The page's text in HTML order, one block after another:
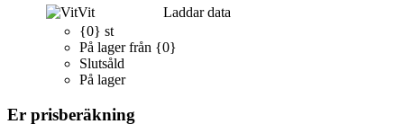
Vit
Laddar data
{0} st
På lager från {0}
Slutsåld
På lager
Er prisberäkning